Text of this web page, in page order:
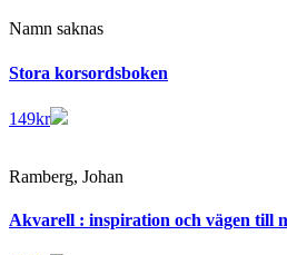
Namn saknas
Stora korsordsboken
149kr
Ramberg, Johan
Akvarell : inspiration och vägen till